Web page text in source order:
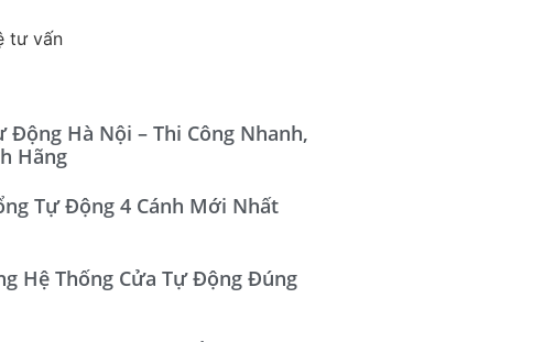
Động Hà Nội – Thi Công Nhanh,
Hãng
Tự Động 4 Cánh Mới Nhất
Hệ Thống Cửa Tự Động Đúng